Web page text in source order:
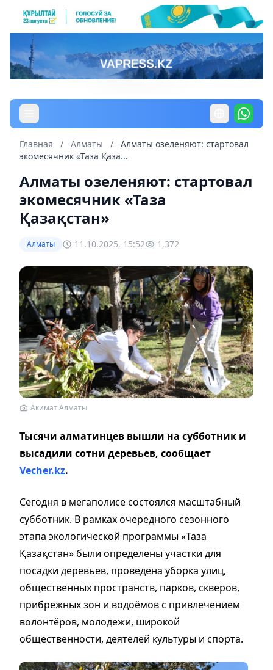
Главная / Алматы /
Алматы озеленяют: стартовал
экомесячник «Таза Қаза...
Алматы озеленяют: стартовал
экомесячник «Таза
Қазақстан»
Алматы 11.10.2025, 15:52 1,372
Акимат Алматы
Тысячи алматинцев вышли на субботник и
высадили сотни деревьев, сообщает
Vecher.kz.
Сегодня в мегаполисе состоялся масштабный
субботник. В рамках очередного сезонного
этапа экологической программы «Таза
Қазақстан» были определены участки для
посадки деревьев, проведена уборка улиц,
общественных пространств, парков, скверов,
прибрежных зон и водоёмов с привлечением
волонтёров, молодежи, широкой
общественности, деятелей культуры и спорта.